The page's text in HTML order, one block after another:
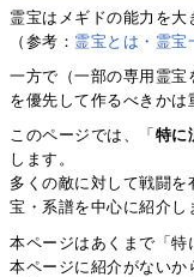
霊宝はメギドの能力を大
（参考： 霊宝とは・霊宝
一方で（一部の専用霊
を優先して作るべきかは
このページでは、「 特に
します。
多くの敵に対して戦闘
宝・系譜を中心に紹介し
本ページはあくまで「特
本ページに紹介がないか